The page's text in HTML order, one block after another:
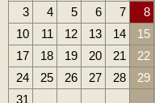
3
4 5 6 7 8
10
11 12 13 14 15
17
18 19 20 21 22
24
25 26 27 28 29
31